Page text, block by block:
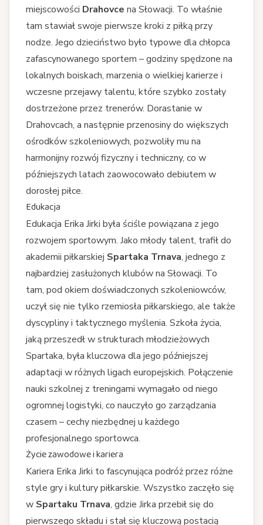
miejscowości Drahovce na Słowacji. To właśnie
tam stawiał swoje pierwsze kroki z piłką przy
nodze. Jego dzieciństwo było typowe dla chłopca
zafascynowanego sportem – godziny spędzone na
lokalnych boiskach, marzenia o wielkiej karierze i
wczesne przejawy talentu, które szybko zostały
dostrzeżone przez trenerów. Dorastanie w
Drahovcach, a następnie przenosiny do większych
ośrodków szkoleniowych, pozwoliły mu na
harmonijny rozwój fizyczny i techniczny, co w
późniejszych latach zaowocowało debiutem w
dorosłej piłce.
Edukacja
Edukacja Erika Jirki była ściśle powiązana z jego
rozwojem sportowym. Jako młody talent, trafił do
akademii piłkarskiej Spartaka Trnava, jednego z
najbardziej zasłużonych klubów na Słowacji. To
tam, pod okiem doświadczonych szkoleniowców,
uczył się nie tylko rzemiosła piłkarskiego, ale także
dyscypliny i taktycznego myślenia. Szkoła życia,
jaką przeszedł w strukturach młodzieżowych
Spartaka, była kluczowa dla jego późniejszej
adaptacji w różnych ligach europejskich. Połączenie
nauki szkolnej z treningami wymagało od niego
ogromnej logistyki, co nauczyło go zarządzania
czasem – cechy niezbędnej u każdego
profesjonalnego sportowca.
Życie zawodowe i kariera
Kariera Erika Jirki to fascynująca podróż przez różne
style gry i kultury piłkarskie. Wszystko zaczęło się
w Spartaku Trnava, gdzie Jirka przebił się do
pierwszego składu i stał się kluczową postacią